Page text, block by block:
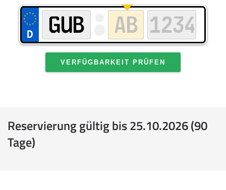
VERFÜGBARKEIT PRÜFEN
Reservierung gültig bis 25.10.2026 (90
Tage)